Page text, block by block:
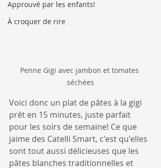
Approuvé par les enfants!
À croquer de rire
Penne Gigi avec jambon et tomates
séchées
Voici donc un plat de pâtes à la gigi
prêt en 15 minutes, juste parfait
pour les soirs de semaine! Ce que
jaime des Catelli Smart, c'est qu'elles
sont tout aussi délicieuses que les
pâtes blanches traditionnelles et